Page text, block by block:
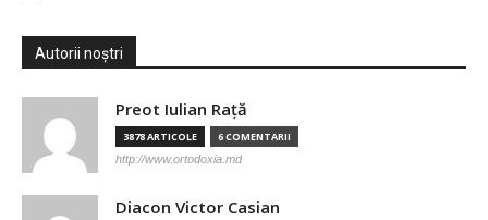
Autorii noștri
Preot Iulian Raţă
3878 ARTICOLE 6 COMENTARII
http://www.ortodoxia.md
Diacon Victor Casian